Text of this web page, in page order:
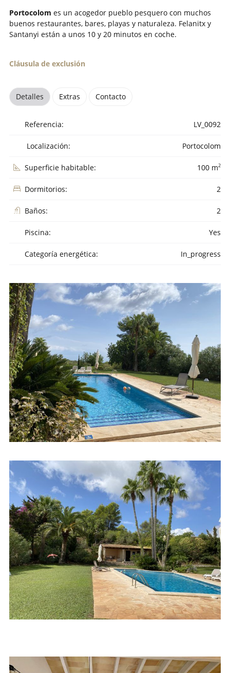
Portocolom es un acogedor pueblo pesquero con muchos
buenos restaurantes, bares, playas y naturaleza. Felanitx y
Santanyi están a unos 10 y 20 minutos en coche.
Cláusula de exclusión
Detalles Extras Contacto
Referencia: LV_0092
Localización: Portocolom
Superficie habitable: 100 m2
Dormitorios: 2
Baños: 2
Piscina: Yes
Categoría energética: In_progress